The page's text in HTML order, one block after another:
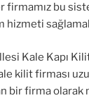
firmamız bu
hizmeti
Kale Kapı
kilit firması
bir firma